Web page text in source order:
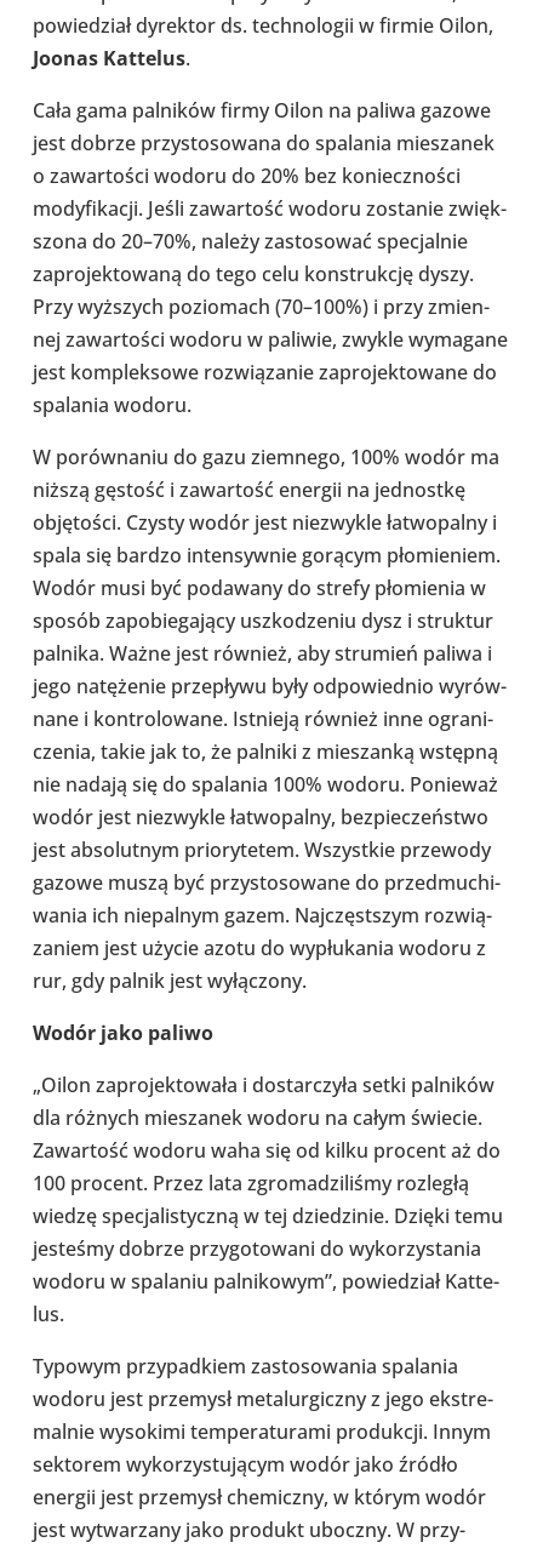
powie­dział dyrek­tor ds. tech­no­lo­gii w firmie Oilon,
Joonas Kat­te­lus.
Cała gama pal­ni­ków firmy Oilon na paliwa gazowe
jest dobrze przy­sto­so­wana do spa­la­nia mie­sza­nek
o zawar­to­ści wodoru do 20% bez koniecz­no­ści
mody­fi­ka­cji. Jeśli zawar­tość wodoru zosta­nie zwięk­
szona do 20–70%, należy zasto­so­wać spe­cjal­nie
zapro­jek­to­waną do tego celu kon­struk­cję dyszy.
Przy wyż­szych pozio­mach (70–100%) i przy zmien­
nej zawar­to­ści wodoru w paliwie, zwykle wyma­gane
jest kom­plek­sowe roz­wią­za­nie zapro­jek­to­wane do
spa­la­nia wodoru.
W porów­na­niu do gazu ziem­nego, 100% wodór ma
niższą gęstość i zawar­tość energii na jed­nostkę
obję­to­ści. Czysty wodór jest nie­zwy­kle łatwo­palny i
spala się bardzo inten­syw­nie gorącym pło­mie­niem.
Wodór musi być poda­wany do strefy pło­mie­nia w
sposób zapo­bie­ga­jący uszko­dze­niu dysz i struk­tur
palnika. Ważne jest również, aby stru­mień paliwa i
jego natę­że­nie prze­pływu były odpo­wied­nio wyrów­
nane i kon­tro­lo­wane. Ist­nieją również inne ogra­ni­
cze­nia, takie jak to, że palniki z mie­szanką wstępną
nie nadają się do spa­la­nia 100% wodoru. Ponie­waż
wodór jest nie­zwy­kle łatwo­palny, bez­pie­czeń­stwo
jest abso­lut­nym prio­ry­te­tem. Wszyst­kie prze­wody
gazowe muszą być przy­sto­so­wane do prze­dmu­chi­
wa­nia ich nie­pal­nym gazem. Naj­częst­szym roz­wią­
za­niem jest użycie azotu do wypłu­ka­nia wodoru z
rur, gdy palnik jest wyłą­czony.
Wodór jako paliwo
„Oilon zapro­jek­to­wała i dostar­czyła setki pal­ni­ków
dla różnych mie­sza­nek wodoru na całym świecie.
Zawar­tość wodoru waha się od kilku procent aż do
100 procent. Przez lata zgro­ma­dzi­li­śmy roz­le­głą
wiedzę spe­cja­li­styczną w tej dzie­dzi­nie. Dzięki temu
jeste­śmy dobrze przy­go­to­wani do wyko­rzy­sta­nia
wodoru w spa­la­niu pal­ni­ko­wym”, powie­dział Kat­te­
lus.
Typowym przy­pad­kiem zasto­so­wa­nia spa­la­nia
wodoru jest prze­mysł meta­lur­giczny z jego eks­tre­
mal­nie wyso­kimi tem­pe­ra­tu­rami pro­duk­cji. Innym
sek­to­rem wyko­rzy­stu­ją­cym wodór jako źródło
energii jest prze­mysł che­miczny, w którym wodór
jest wytwa­rzany jako produkt uboczny. W przy­